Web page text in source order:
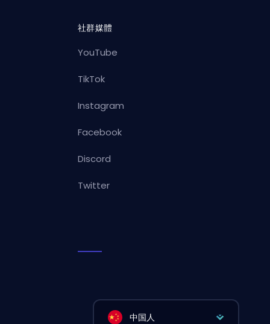
社群媒體
YouTube
TikTok
Instagram
Facebook
Discord
Twitter
中国人